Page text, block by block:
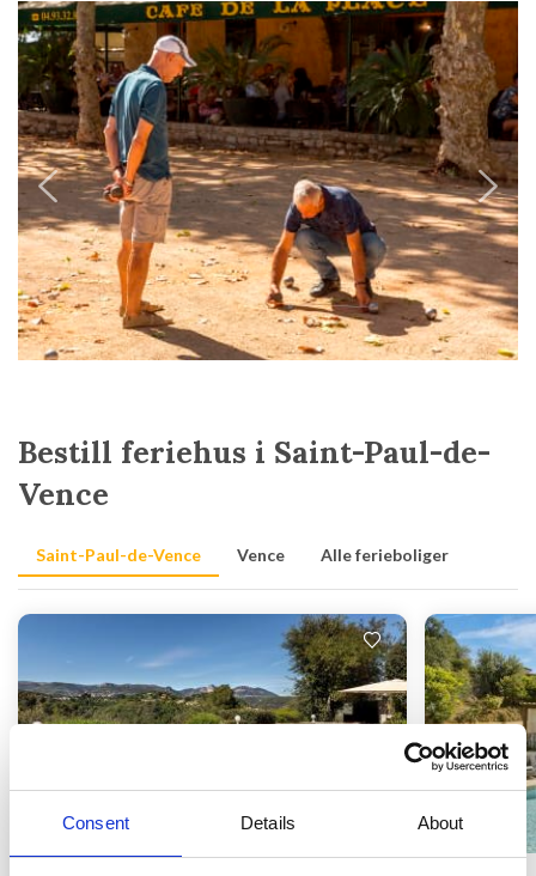
Consent Details About
Bestill feriehus i Saint-Paul-de-
Vence
Saint-Paul-de-Vence Vence Alle ferieboliger
Laster inn...